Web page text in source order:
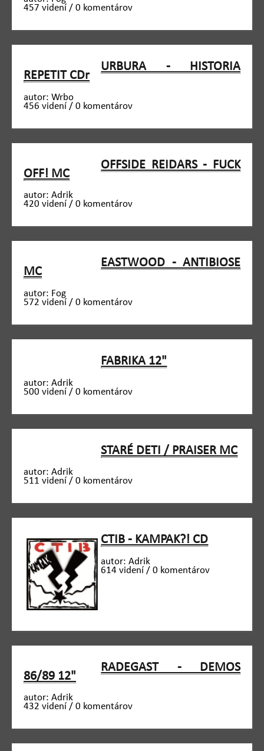
457 videní / 0 komentárov
URBURA - HISTORIA
REPETIT CDr
autor: Wrbo
456 videní / 0 komentárov
OFFSIDE REIDARS - FUCK
OFF! MC
autor: Adrik
420 videní / 0 komentárov
EASTWOOD - ANTIBIOSE
MC
autor: Fog
572 videní / 0 komentárov
FABRIKA 12"
autor: Adrik
500 videní / 0 komentárov
STARÉ DETI / PRAISER MC
autor: Adrik
511 videní / 0 komentárov
CTIB - KAMPAK?! CD
autor: Adrik
614 videní / 0 komentárov
RADEGAST - DEMOS
86/89 12"
autor: Adrik
432 videní / 0 komentárov